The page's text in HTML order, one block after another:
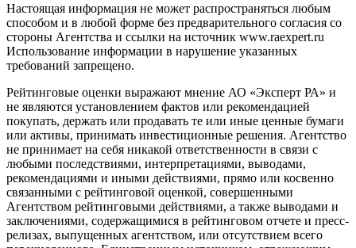
Настоящая информация не может распространяться любым
способом и в любой форме без предварительного согласия со
стороны Агентства и ссылки на источник www.raexpert.ru
Использование информации в нарушение указанных
требований запрещено.
Рейтинговые оценки выражают мнение АО «Эксперт РА» и
не являются установлением фактов или рекомендацией
покупать, держать или продавать те или иные ценные бумаги
или активы, принимать инвестиционные решения. Агентство
не принимает на себя никакой ответственности в связи с
любыми последствиями, интерпретациями, выводами,
рекомендациями и иными действиями, прямо или косвенно
связанными с рейтинговой оценкой, совершенными
Агентством рейтинговыми действиями, а также выводами и
заключениями, содержащимися в рейтинговом отчете и пресс-
релизах, выпущенных агентством, или отсутствием всего